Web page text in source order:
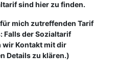
sind hier zu finden.
mich zutreffenden Tarif
Falls der Sozialtarif
wir Kontakt mit dir
Details zu klären.)